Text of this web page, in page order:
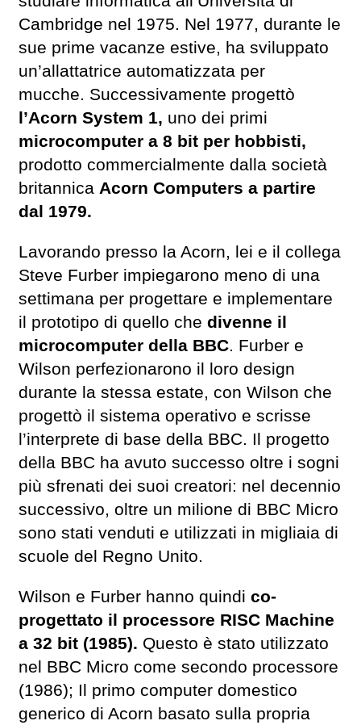
Cambridge nel 1975. Nel 1977, durante le
sue prime vacanze estive, ha sviluppato
un’allattatrice automatizzata per
mucche. Successivamente progettò
l’Acorn System 1, uno dei primi
microcomputer a 8 bit per hobbisti,
prodotto commercialmente dalla società
britannica Acorn Computers a partire
dal 1979.
Lavorando presso la Acorn, lei e il collega
Steve Furber impiegarono meno di una
settimana per progettare e implementare
il prototipo di quello che divenne il
microcomputer della BBC. Furber e
Wilson perfezionarono il loro design
durante la stessa estate, con Wilson che
progettò il sistema operativo e scrisse
l’interprete di base della BBC. Il progetto
della BBC ha avuto successo oltre i sogni
più sfrenati dei suoi creatori: nel decennio
successivo, oltre un milione di BBC Micro
sono stati venduti e utilizzati in migliaia di
scuole del Regno Unito.
Wilson e Furber hanno quindi co-
progettato il processore RISC Machine
a 32 bit (1985). Questo è stato utilizzato
nel BBC Micro come secondo processore
(1986); Il primo computer domestico
generico di Acorn basato sulla propria